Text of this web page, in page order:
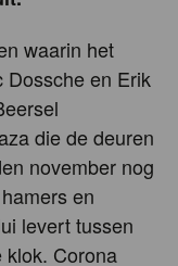
waarin het
Dossche en Erik
die de deuren
november nog
en
levert tussen
klok. Corona